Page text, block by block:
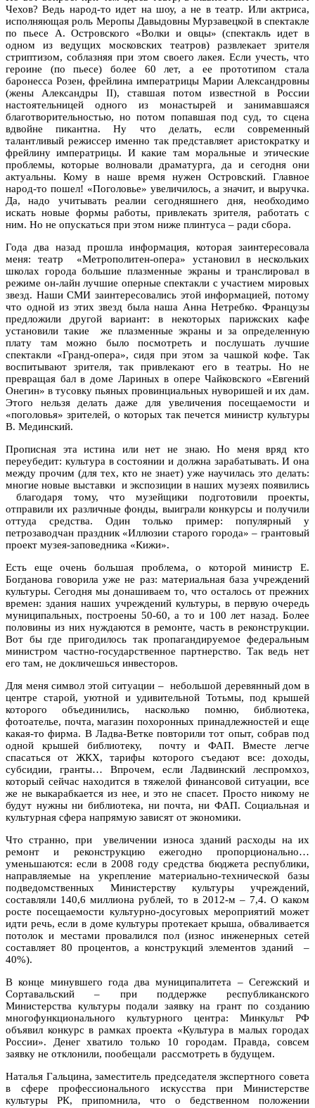
Чехов? Ведь народ-то идет на шоу, а не в театр. Или актриса,
исполняющая роль Меропы Давыдовны Мурзавецкой в спектакле
по пьесе А. Островского «Волки и овцы» (спектакль идет в
одном из ведущих московских театров) развлекает зрителя
стриптизом, соблазняя при этом своего лакея. Если учесть, что
героине (по пьесе) более 60 лет, а ее прототипом стала
баронесса Розен, фрейлина императрицы Марии Александровны
(жены Александры II), ставшая потом известной в России
настоятельницей одного из монастырей и занимавшаяся
благотворительностью, но потом попавшая под суд, то сцена
вдвойне пикантна. Ну что делать, если современный
талантливый режиссер именно так представляет аристократку и
фрейлину императрицы. И какие там моральные и этические
проблемы, которые волновали драматурга, да и сегодня они
актуальны. Кому в наше время нужен Островский. Главное
народ-то пошел! «Поголовье» увеличилось, а значит, и выручка.
Да, надо учитывать реалии сегодняшнего дня, необходимо
искать новые формы работы, привлекать зрителя, работать с
ним. Но не опускаться при этом ниже плинтуса – ради сбора.
Года два назад прошла информация, которая заинтересовала
меня: театр «Метрополитен-опера» установил в нескольких
школах города большие плазменные экраны и транслировал в
режиме он-лайн лучшие оперные спектакли с участием мировых
звезд. Наши СМИ заинтересовались этой информацией, потому
что одной из этих звезд была наша Анна Нетребко. Французы
предложили другой вариант: в некоторых парижских кафе
установили такие же плазменные экраны и за определенную
плату там можно было посмотреть и послушать лучшие
спектакли «Гранд-опера», сидя при этом за чашкой кофе. Так
воспитывают зрителя, так привлекают его в театры. Но не
превращая бал в доме Лариных в опере Чайковского «Евгений
Онегин» в тусовку пьяных провинциальных нуворишей и их дам.
Этого нельзя делать даже для увеличения посещаемости и
«поголовья» зрителей, о которых так печется министр культуры
В. Мединский.
Прописная эта истина или нет не знаю. Но меня вряд кто
переубедит: культура в состоянии и должна зарабатывать. И она
между прочим (для тех, кто не знает) уже научилась это делать:
многие новые выставки и экспозиции в наших музеях появились
благодаря тому, что музейщики подготовили проекты,
отправили их различные фонды, выиграли конкурсы и получили
оттуда средства. Один только пример: популярный у
петрозаводчан праздник «Иллюзии старого города» – грантовый
проект музея-заповедника «Кижи».
Есть еще очень большая проблема, о которой министр Е.
Богданова говорила уже не раз: материальная база учреждений
культуры. Сегодня мы донашиваем то, что осталось от прежних
времен: здания наших учреждений культуры, в первую очередь
муниципальных, построены 50-60, а то и 100 лет назад. Более
половины из них нуждаются в ремонте, часть в реконструкции.
Вот бы где пригодилось так пропагандируемое федеральным
министром частно-государственное партнерство. Так ведь нет
его там, не докличешься инвесторов.
Для меня символ этой ситуации – небольшой деревянный дом в
центре старой, уютной и удивительной Тотьмы, под крышей
которого объединились, насколько помню, библиотека,
фотоателье, почта, магазин похоронных принадлежностей и еще
какая-то фирма. В Ладва-Ветке повторили тот опыт, собрав под
одной крышей библиотеку, почту и ФАП. Вместе легче
спасаться от ЖКХ, тарифы которого съедают все: доходы,
субсидии, гранты… Впрочем, если Ладвинский леспромхоз,
который сейчас находится в тяжелой финансовой ситуации, все
же не выкарабкается из нее, и это не спасет. Просто никому не
будут нужны ни библиотека, ни почта, ни ФАП. Социальная и
культурная сфера напрямую зависят от экономики.
Что странно, при увеличении износа зданий расходы на их
ремонт и реконструкцию ежегодно пропорционально…
уменьшаются: если в 2008 году средства бюджета республики,
направляемые на укрепление материально-технической базы
подведомственных Министерству культуры учреждений,
составляли 140,6 миллиона рублей, то в 2012-м – 7,4. О каком
росте посещаемости культурно-досуговых мероприятий может
идти речь, если в доме культуры протекает крыша, обваливается
потолок и местами провалился пол (износ инженерных сетей
составляет 80 процентов, а конструкций элементов зданий –
40%).
В конце минувшего года два муниципалитета – Сегежский и
Сортавальский – при поддержке республиканского
Министерства культуры подали заявку на грант по созданию
многофункционального культурного центра: Минкульт РФ
объявил конкурс в рамках проекта «Культура в малых городах
России». Денег хватило только 10 городам. Правда, совсем
заявку не отклонили, пообещали рассмотреть в будущем.
Наталья Гальцина, заместитель председателя экспертного совета
в сфере профессионального искусства при Министерстве
культуры РК, припомнила, что о бедственном положении